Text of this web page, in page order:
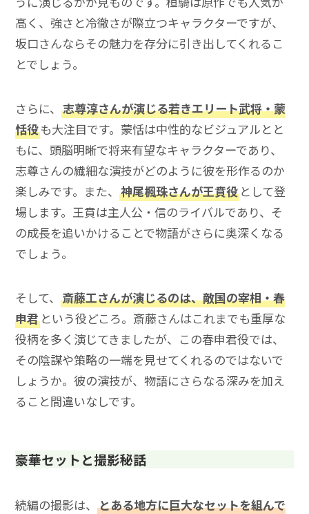
高く、強さと冷徹さが際立つキャラクターですが、
坂口さんならその魅力を存分に引き出してくれるこ
とでしょう。
さらに、志尊淳さんが演じる若きエリート武将・蒙
恬役も大注目です。蒙恬は中性的なビジュアルとと
もに、頭脳明晰で将来有望なキャラクターであり、
志尊さんの繊細な演技がどのように彼を形作るのか
楽しみです。また、神尾楓珠さんが王賁役として登
場します。王賁は主人公・信のライバルであり、そ
の成長を追いかけることで物語がさらに奥深くなる
でしょう。
そして、斎藤工さんが演じるのは、敵国の宰相・春
申君という役どころ。斎藤さんはこれまでも重厚な
役柄を多く演じてきましたが、この春申君役では、
その陰謀や策略の一端を見せてくれるのではないで
しょうか。彼の演技が、物語にさらなる深みを加え
ること間違いなしです。
豪華セットと撮影秘話
続編の撮影は、とある地方に巨大なセットを組んで